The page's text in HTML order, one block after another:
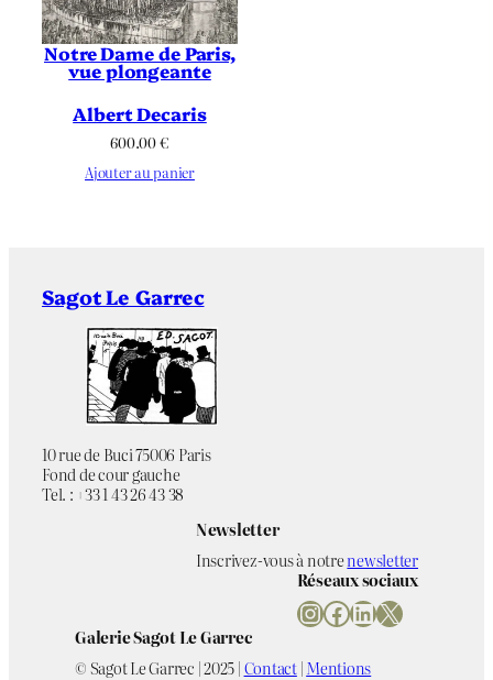
Notre Dame de Paris,
vue plongeante
Albert Decaris
600.00€
Ajouter au panier
Sagot Le Garrec
10 rue de Buci 75006 Paris
Fond de cour gauche
Tel. : +33 1 43 26 43 38
Newsletter
Inscrivez-vous à notrenewsletter
Réseaux sociaux
InstagramFacebook LinkedIn X
Galerie Sagot Le Garrec
© Sagot Le Garrec | 2025 |Contact|Mentions